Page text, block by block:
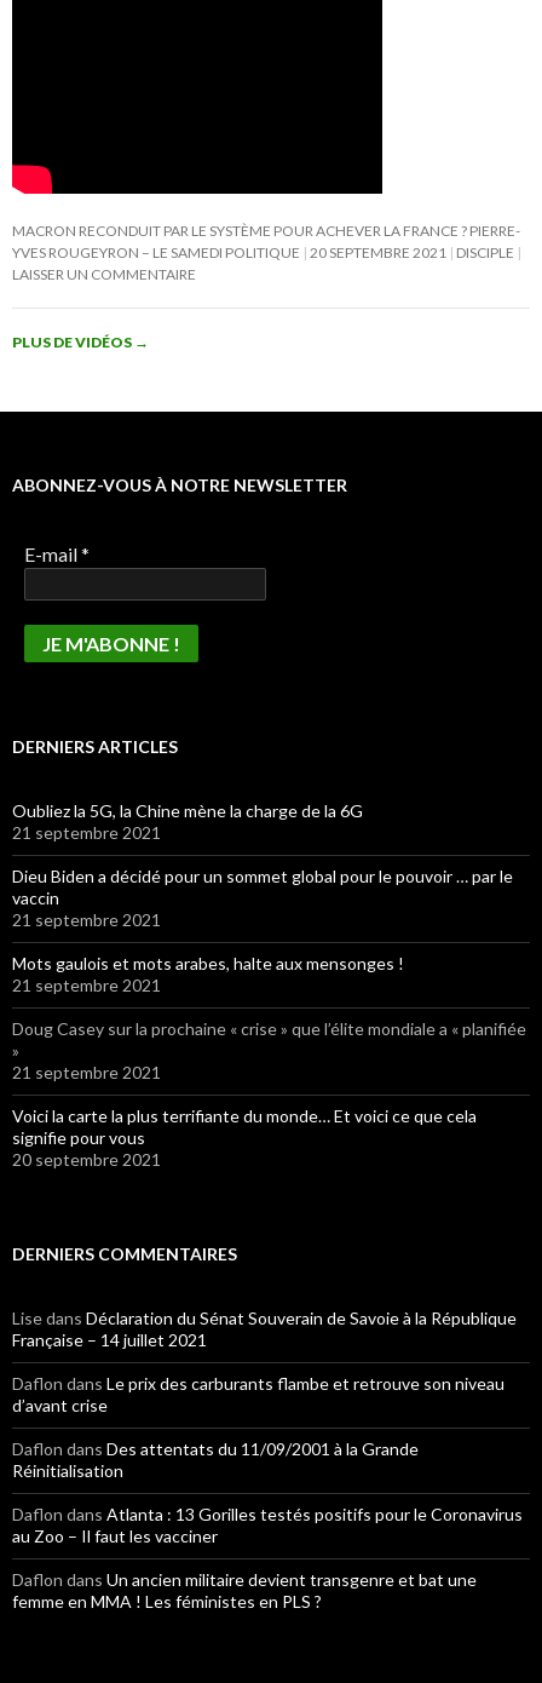
MACRON RECONDUIT PAR LE SYSTÈME POUR ACHEVER LA FRANCE ? PIERRE-
YVES ROUGEYRON – LE SAMEDI POLITIQUE 20 SEPTEMBRE 2021
DISCIPLE
LAISSER UN COMMENTAIRE
PLUS DE VIDÉOS →
ABONNEZ-VOUS À NOTRE NEWSLETTER
E-mail*
DERNIERS ARTICLES
Oubliez la 5G, la Chine mène la charge de la 6G
21 septembre 2021
Dieu Biden a décidé pour un sommet global pour le pouvoir … par le
vaccin
21 septembre 2021
Mots gaulois et mots arabes, halte aux mensonges !
21 septembre 2021
Doug Casey sur la prochaine « crise » que l’élite mondiale a « planifiée
»
21 septembre 2021
Voici la carte la plus terrifiante du monde… Et voici ce que cela
signifie pour vous
20 septembre 2021
DERNIERS COMMENTAIRES
Lisedans Déclaration du Sénat Souverain de Savoie à la République
Française – 14 juillet 2021
Daflon dans Le prix des carburants flambe et retrouve son niveau
d’avant crise
Daflon dans Des attentats du 11/09/2001 à la Grande
Réinitialisation
Daflon dans Atlanta : 13 Gorilles testés positifs pour le Coronavirus
au Zoo – Il faut les vacciner
Daflon dans Un ancien militaire devient transgenre et bat une
femme en MMA ! Les féministes en PLS ?